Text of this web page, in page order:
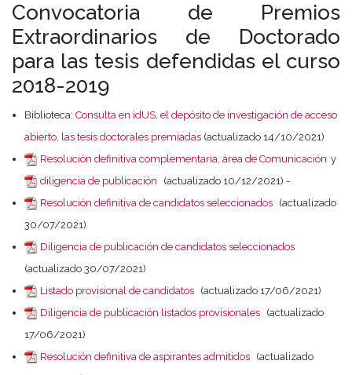
Convocatoria de Premios
Extraordinarios de Doctorado
para las tesis defendidas el curso
2018-2019
Biblioteca: Consulta en idUS, el depósito de investigación de acceso
abierto, las tesis doctorales premiadas (actualizado 14/10/2021)
Resolución definitiva complementaria, área de Comunicación y
diligencia de publicación
(actualizado 10/12/2021) -
Resolución definitiva de candidatos seleccionados (actualizado
30/07/2021)
Diligencia de publicación de candidatos seleccionados
(actualizado 30/07/2021)
Listado provisional de candidatos (actualizado 17/06/2021)
Diligencia de publicación listados provisionales (actualizado
17/06/2021)
Resolución definitiva de aspirantes admitidos (actualizado